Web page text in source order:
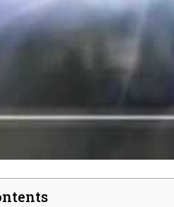
I've read and accept thePrivacy Policy.
les âmes